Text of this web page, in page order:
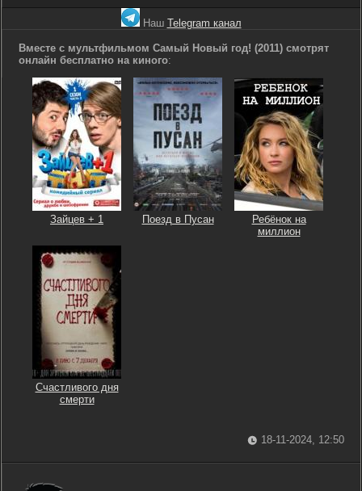
Наш Telegram канал
Вместе с мультфильмом Самый Новый год! (2011) смотрят
онлайн бесплатно на киного:
Зайцев + 1 Поезд в Пусан
Ребёнок на
миллион
Счастливого дня
смерти
18-11-2024, 12:50